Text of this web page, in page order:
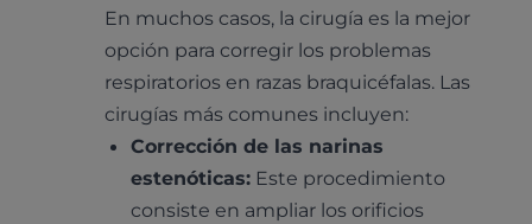
Diagnóstico veterinario por imagen
Laboratorio veterinario propio
Identificación con microchip y pasaporte
Desparasitación
Esterilización
Medicina general
Dermatología
Traumatología
Planes de salud para perros
Planes de salud para gatos
Todos los planes de salud
¿Quiénes somos?
Comité de expertos veterinarios
En muchos casos, la cirugía es la mejor
opción para corregir los problemas
respiratorios en razas braquicéfalas. Las
cirugías más comunes incluyen:
Corrección de las narinas
estenóticas: Este procedimiento
consiste en ampliar los orificios